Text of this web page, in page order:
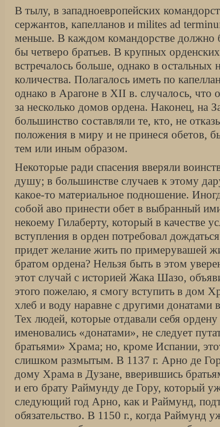
В тылу, в западноевропейских
сержантов, капелланов и milites ad
меньше. В каждом командорстве должно
бы четверо братьев. В крупных
встречалось больше, однако в остальных
количества. Полагалось иметь по
однако в Арагоне в XII в. случалось, что
за несколько домов ордена. Наконец, на
большинство составляли те, кто, не
положения в миру и не принеся обетов,
тем или иным образом.
Некоторые ради спасения вверяли
душу; в большинстве случаев к этому
ка­кое-то материальное подношение.
собой аво принести обет в выбранный
некоему Гилаберту, который в качестве
вступления в орден потребовал
придет желание жить по примерувашей
братом ордена? Нельзя быть в этом
этот случай с историей Жака Шазо,
этого пожелаю, я смогу вступить в дом
хлеб и воду наравне с другими донатами
Тех людей, которые отдавали себя
именовались «донатами», не следует
братьями» Храма; но, кроме Испании,
слишком размытым. В 1137 г. Арно де
дому Храма в Дузане, вверившись
и его брату Раймунду де Гору, который
следующий год Арно, как и Раймунд,
обязательство. В 1150 г., когда Раймунд